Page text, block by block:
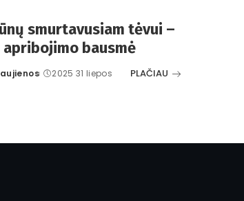
smurtavusiam tėvui –
apribojimo bausmė
2025 31 liepos PLAČIAU